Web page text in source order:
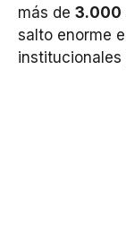
más de 3.000
salto enorme